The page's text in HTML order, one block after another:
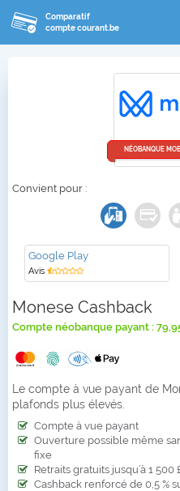
Comparatif
compte courant.be
NÉOBANQUE
Convient pour :
Google Play
Avis
Monese Cashback
Compte néobanque payant :
Le compte à vue payant de
plafonds plus élevés.
Compte à vue payant
Ouverture possible même
fixe
Retraits gratuits jusqu’à 1 500
Cashback renforcé de 0,5 %